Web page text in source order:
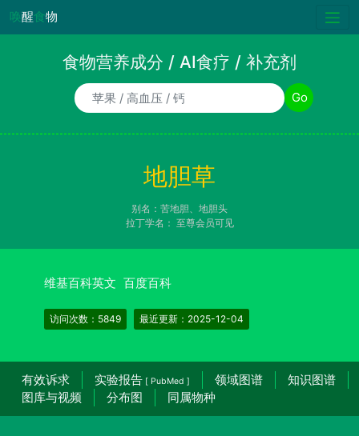
唤醒食物
食物营养成分 / AI食疗 / 补充剂
食物/AI食疗诉求/补充剂名称 Go
地胆草
别名：苦地胆、地胆头
拉丁学名： 至尊会员可见
维基百科英文 百度百科
访问次数：5849 最近更新：2025-12-04
有效诉求 实验报告 [ PubMed ] 领域图谱
知识图谱
图库与视频
分布图 同属物种